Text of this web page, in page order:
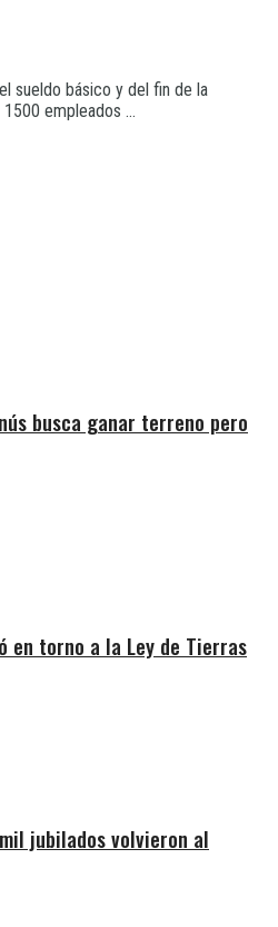
sueldo básico y del fin de la
empleados ...
busca ganar terreno pero
en torno a la Ley de Tierras
jubilados volvieron al